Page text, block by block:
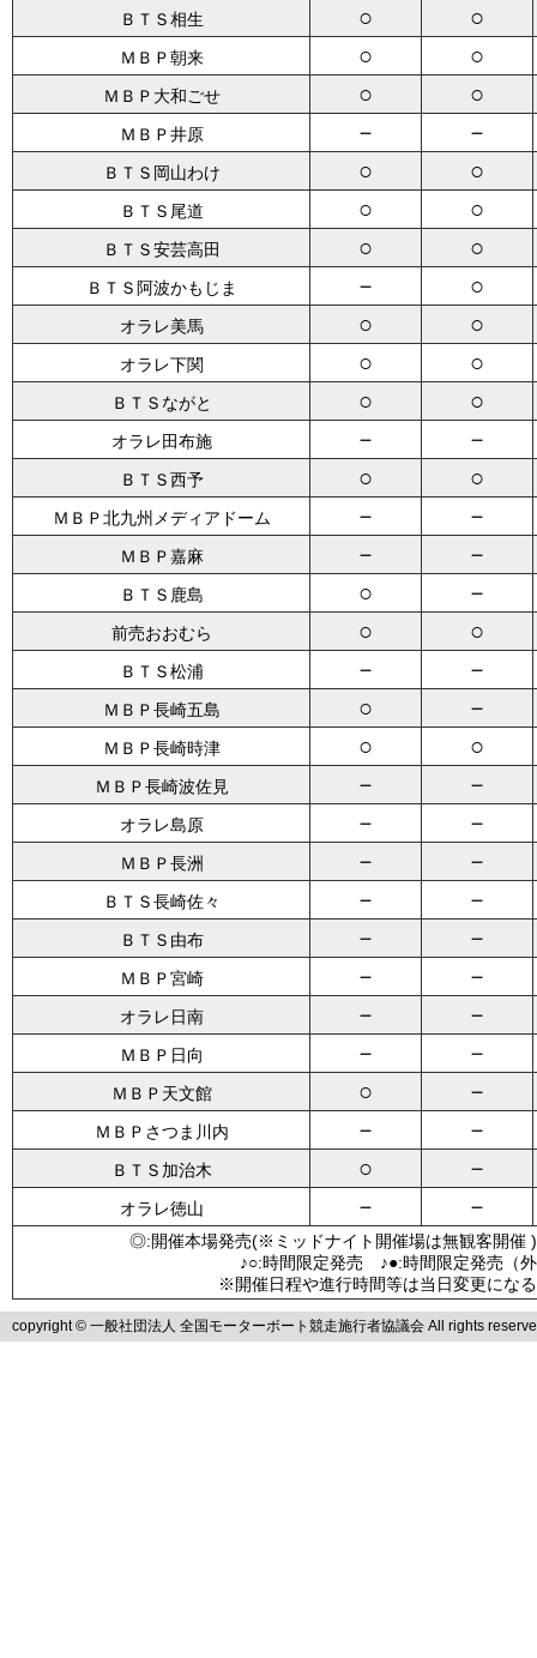
ＢＴＳ相生 ○ ○
ＭＢＰ朝来 ○ ○
ＭＢＰ大和ごせ ○ ○
ＭＢＰ井原 － －
ＢＴＳ岡山わけ ○ ○
ＢＴＳ尾道 ○ ○
ＢＴＳ安芸高田 ○ ○
ＢＴＳ阿波かもじま － ○
オラレ美馬 ○ ○
オラレ下関 ○ ○
ＢＴＳながと ○ ○
オラレ田布施 － －
ＢＴＳ西予 ○ ○
ＭＢＰ北九州メディアドーム － －
ＭＢＰ嘉麻 － －
ＢＴＳ鹿島 ○ －
前売おおむら ○ ○
ＢＴＳ松浦 － －
ＭＢＰ長崎五島 ○ －
ＭＢＰ長崎時津 ○ ○
ＭＢＰ長崎波佐見 － －
オラレ島原 － －
ＭＢＰ長洲 － －
ＢＴＳ長崎佐々 － －
ＢＴＳ由布 － －
ＭＢＰ宮崎 － －
オラレ日南 － －
ＭＢＰ日向 － －
ＭＢＰ天文館 ○ －
ＭＢＰさつま川内 － －
ＢＴＳ加治木 ○ －
オラレ徳山 － －
◎:開催本場発売(※ミッドナイト開催場は無観客
♪○:時間限定発売 ♪●:時間限定発売
※開催日程や進行時間等は当日変更にな
copyright © 一般社団法人 全国モーターボート競走施行者協議会 All rights